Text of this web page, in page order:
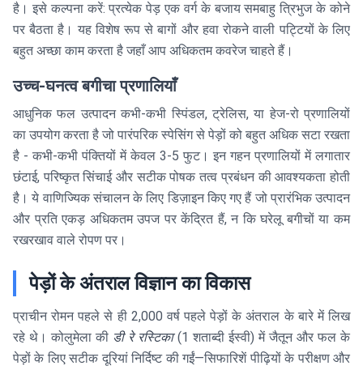
है। इसे कल्पना करें: प्रत्येक पेड़ एक वर्ग के बजाय समबाहु त्रिभुज के कोने
पर बैठता है। यह विशेष रूप से बागों और हवा रोकने वाली पट्टियों के लिए
बहुत अच्छा काम करता है जहाँ आप अधिकतम कवरेज चाहते हैं।
उच्च-घनत्व बगीचा प्रणालियाँ
आधुनिक फल उत्पादन कभी-कभी स्पिंडल, ट्रेलिस, या हेज-रो प्रणालियों
का उपयोग करता है जो पारंपरिक स्पेसिंग से पेड़ों को बहुत अधिक सटा रखता
है - कभी-कभी पंक्तियों में केवल 3-5 फुट। इन गहन प्रणालियों में लगातार
छंटाई, परिष्कृत सिंचाई और सटीक पोषक तत्व प्रबंधन की आवश्यकता होती
है। ये वाणिज्यिक संचालन के लिए डिज़ाइन किए गए हैं जो प्रारंभिक उत्पादन
और प्रति एकड़ अधिकतम उपज पर केंद्रित हैं, न कि घरेलू बगीचों या कम
रखरखाव वाले रोपण पर।
पेड़ों के अंतराल विज्ञान का विकास
प्राचीन रोमन पहले से ही 2,000 वर्ष पहले पेड़ों के अंतराल के बारे में लिख
रहे थे। कोलुमेला की डी रे रस्टिका(1 शताब्दी ईस्वी) में जैतून और फल के
पेड़ों के लिए सटीक दूरियां निर्दिष्ट की गईं—सिफारिशें पीढ़ियों के परीक्षण और